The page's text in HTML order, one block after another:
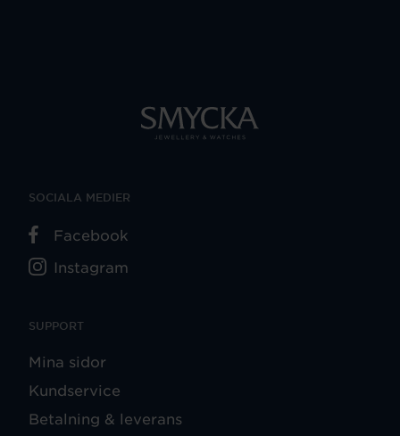
SUPPORT
Mina sidor
Kundservice
Betalning & leverans
SOCIALA MEDIER
Facebook
Instagram